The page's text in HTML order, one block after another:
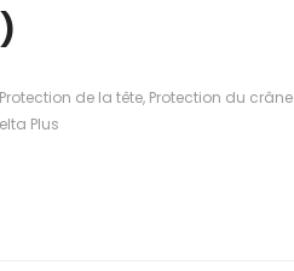
Protection de la tête, Protection du crâne
Plus